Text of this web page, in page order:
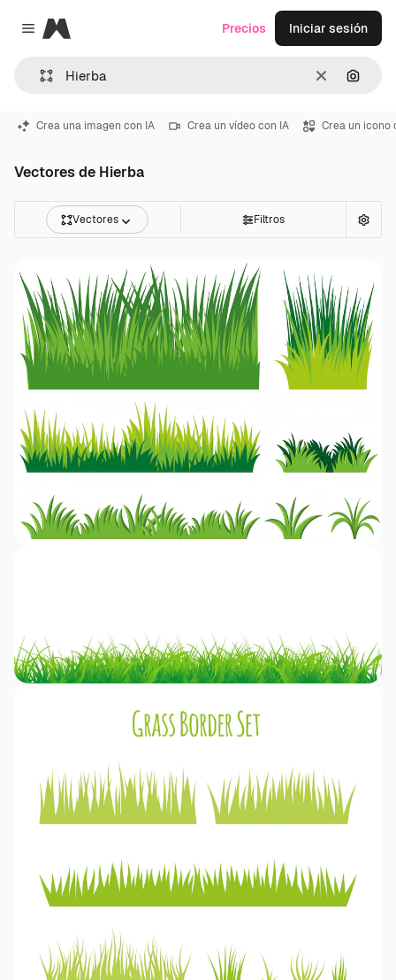
Close menu
Magnific
Borrar
Precios Iniciar sesión
Crea una imagen con IA Crea un vídeo con IA Crea un icono
Vectores de Hierba
Vectores Filtros